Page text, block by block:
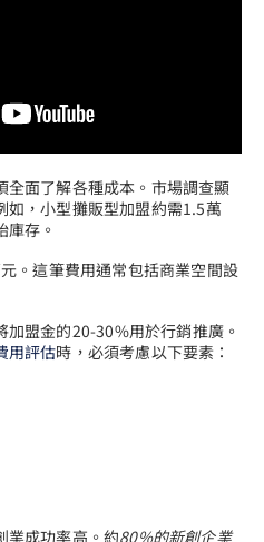
面了解各種成本。市場調查顯
如，小型攤販型加盟約需1.5萬
庫存。
。這筆費用通常包括商業空間設
盟金的20-30%用於行銷推廣。
用評估時，必須考慮以下要素：
業成功率高。約80%的新創企業